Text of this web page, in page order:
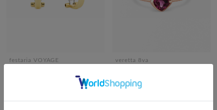
festaria VOYAGE
veretta 8va
¥143,000